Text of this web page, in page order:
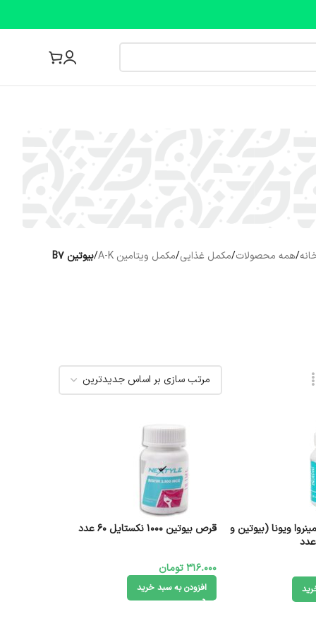
/همه محصولات/مکمل غذایی/مکمل ویتامین A-K /بیوتین B7
ویونا (بیوتین و قرص بیوتین 1000 نکستایل 60 عدد
316.000 تومان
افزودن به سبد خرید